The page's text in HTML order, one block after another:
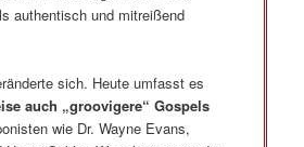
authentisch und mitreißend
sich. Heute umfasst es
auch „groovigere“ Gospels
wie Dr. Wayne Evans,